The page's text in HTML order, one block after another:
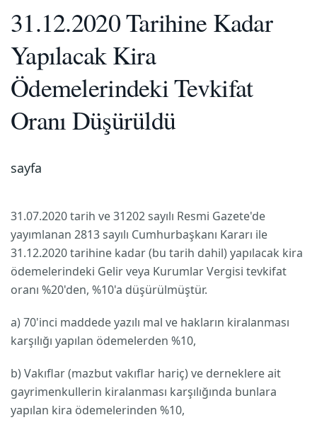
31.12.2020 Tarihine Kadar
Yapılacak Kira
Ödemelerindeki Tevkifat
Oranı Düşürüldü
sayfa
31.07.2020 tarih ve 31202 sayılı Resmi Gazete'de
yayımlanan 2813 sayılı Cumhurbaşkanı Kararı ile
31.12.2020 tarihine kadar (bu tarih dahil) yapılacak kira
ödemelerindeki Gelir veya Kurumlar Vergisi tevkifat
oranı %20'den, %10'a düşürülmüştür.
a) 70'inci maddede yazılı mal ve hakların kiralanması
karşılığı yapılan ödemelerden %10,
b) Vakıflar (mazbut vakıflar hariç) ve derneklere ait
gayrimenkullerin kiralanması karşılığında bunlara
yapılan kira ödemelerinden %10,